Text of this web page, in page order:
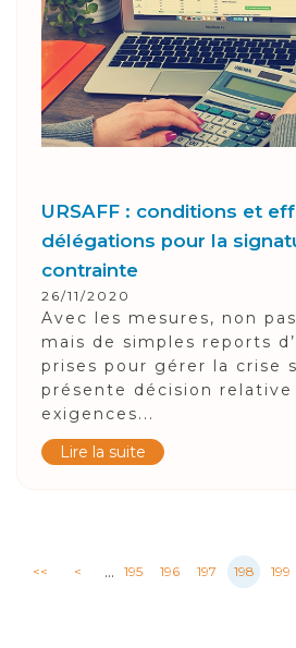
URSAFF : conditions et
délégations pour la
contrainte
26/11/2020
Avec les mesures, non
mais de simples reports
prises pour gérer la crise
présente décision relative
exigences...
Lire la suite
<< < ... 195 196 197 198 199